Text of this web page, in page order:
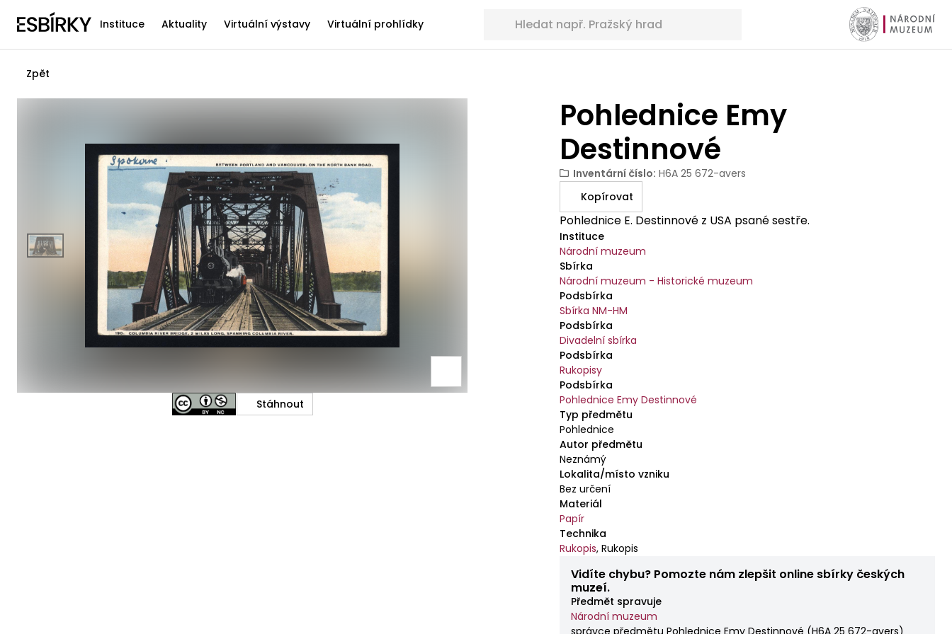
Instituce Aktuality Virtuální výstavy Virtuální prohlídky
Zpět
Pohlednice Emy
Destinnové
Inventární číslo: H6A 25 672-avers
Kopírovat
Pohlednice E. Destinnové z USA psané sestře.
Instituce
Národní muzeum
Sbírka
Národní muzeum - Historické muzeum
Podsbírka
Sbírka NM-HM
Podsbírka
Divadelní sbírka
Podsbírka
Rukopisy
Podsbírka
Pohlednice Emy Destinnové
Typ předmětu
Pohlednice
Autor předmětu
Neznámý
Lokalita/místo vzniku
Bez určení
Materiál
Papír
Technika
Rukopis,Rukopis
Vidíte chybu? Pomozte nám zlepšit online sbírky českých
muzeí.
Předmět spravuje
Národní muzeum
správce předmětu Pohlednice Emy Destinnové (H6A 25 672-avers)
Stáhnout